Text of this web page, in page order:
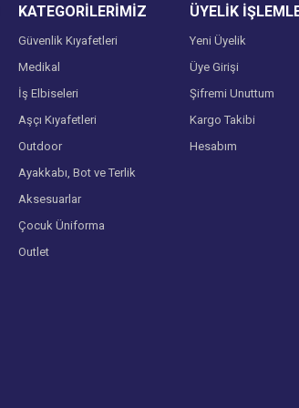
KATEGORİLERİMİZ
Güvenlik Kıyafetleri
Medikal
İş Elbiseleri
Aşçı Kıyafetleri
Outdoor
Ayakkabı, Bot ve Terlik
Aksesuarlar
Çocuk Üniforma
Outlet
ÜYELİK
Yeni Üyelik
Üye Girişi
Şifremi Unuttum
Kargo Takibi
Hesabım